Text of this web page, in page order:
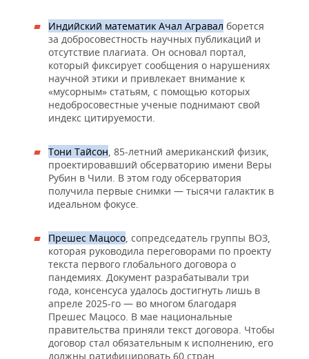
Индийский математик Ачал Агравал борется
за добросовестность научных публикаций и
отсутствие плагиата. Он основал портал,
который фиксирует сообщения о нарушениях
научной этики и привлекает внимание к
«мусорным» статьям, с помощью которых
недобросовестные ученые поднимают свой
индекс цитируемости.
Тони Тайсон, 85-летний американский физик,
проектировавший обсерваторию имени Веры
Рубин в Чили. В этом году обсерватория
получила первые снимки — тысячи галактик в
идеальном фокусе.
Прешес Мацосо, сопредседатель группы ВОЗ,
которая руководила переговорами по проекту
текста первого глобального договора о
пандемиях. Документ разрабатывали три
года, консенсуса удалось достигнуть лишь в
апреле 2025-го — во многом благодаря
Прешес Мацосо. В мае национальные
правительства приняли текст договора. Чтобы
договор стал обязательным к исполнению, его
должны ратифицировать 60 стран.